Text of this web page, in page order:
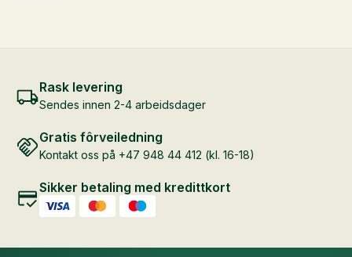
Rask levering
Sendes innen 2-4 arbeidsdager
Gratis fôrveiledning
Kontakt oss på +47 948 44 412 (kl. 16-18)
Sikker betaling med kredittkort